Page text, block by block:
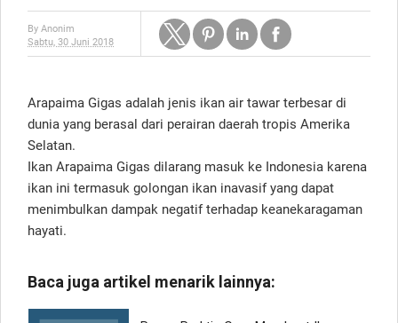
By Anonim
Sabtu, 30 Juni 2018
Arapaima Gigas adalah jenis ikan air tawar terbesar di
dunia yang berasal dari perairan daerah tropis Amerika
Selatan.
Ikan Arapaima Gigas dilarang masuk ke Indonesia karena
ikan ini termasuk golongan ikan inavasif yang dapat
menimbulkan dampak negatif terhadap keanekaragaman
hayati.